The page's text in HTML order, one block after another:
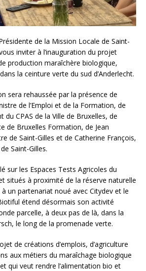
de la Mission Locale de Saint-
inviter à l’inauguration du projet
production maraîchère biologique,
la ceinture verte du sud d’Anderlecht.
rehaussée par la présence de
de l’Emploi et de la Formation, de
du CPAS de la Ville de Bruxelles, de
de Bruxelles Formation, de Jean
de Saint-Gilles et de Catherine François,
Saint-Gilles.
les Espaces Tests Agricoles du
situés à proximité de la réserve naturelle
à un partenariat noué avec Citydev et le
étend désormais son activité
parcelle, à deux pas de là, dans la
le long de la promenade verte.
de créations d’emplois, d’agriculture
aux métiers du maraîchage biologique
qui veut rendre l’alimentation bio et